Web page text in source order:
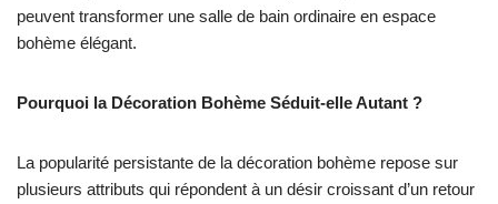
peuvent transformer une salle de bain ordinaire en espace
bohème élégant.
Pourquoi la Décoration Bohème Séduit-elle Autant ?
La popularité persistante de la décoration bohème repose sur
plusieurs attributs qui répondent à un désir croissant d’un retour